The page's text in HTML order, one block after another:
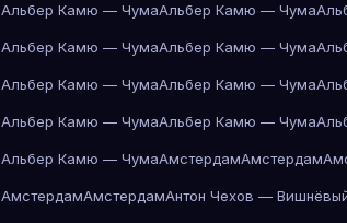
Альбер Камю — ЧумаАльбер Камю — Чума
Альбер Камю — ЧумаАльбер Камю — Чума
Альбер Камю — ЧумаАльбер Камю — Чума
Альбер Камю — ЧумаАльбер Камю — Чума
Альбер Камю — ЧумаАмстердамАмстердам
АмстердамАмстердамАнтон Чехов —